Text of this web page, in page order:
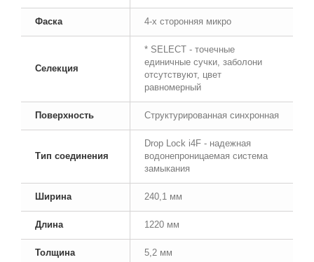
Фаска 4-х сторонняя микро
Селекция
* SELECT - точечные
единичные сучки, заболони
отсутствуют, цвет
равномерный
Поверхность Структурированная синхронная
Тип соединения
Drop Lock i4F - надежная
водонепроницаемая система
замыкания
Ширина 240,1 мм
Длина 1220 мм
Толщина 5,2 мм